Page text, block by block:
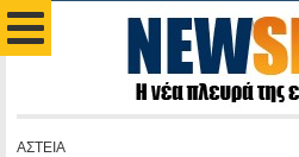
ΑΣΤΕΙΑ